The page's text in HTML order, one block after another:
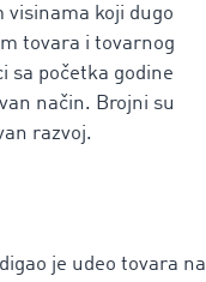
visinama koji dugo
tovara i tovarnog
sa početka godine
način. Brojni su
razvoj.
je udeo tovara na